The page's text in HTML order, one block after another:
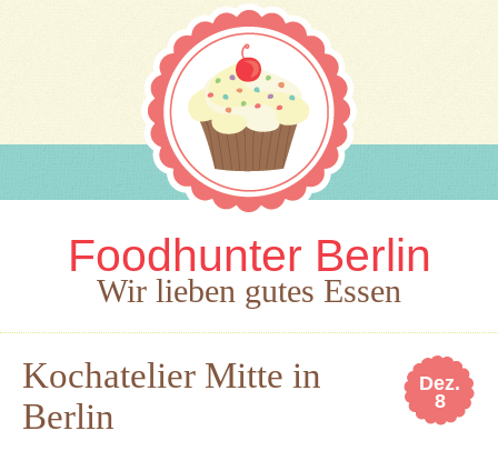
Foodhunter Berlin
Wir lieben gutes Essen
Dez.
8
Kochatelier Mitte in
Berlin